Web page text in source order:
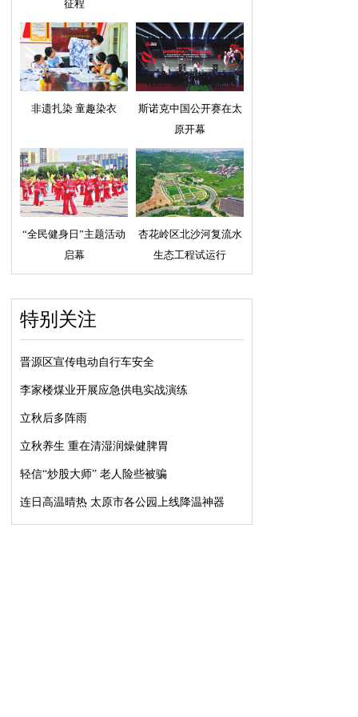
征程
非遗扎染 童趣染衣
斯诺克中国公开赛在太
原开幕
“全民健身日”主题活动
启幕
杏花岭区北沙河复流水
生态工程试运行
特别关注
晋源区宣传电动自行车安全
李家楼煤业开展应急供电实战演练
立秋后多阵雨
立秋养生 重在清湿润燥健脾胃
轻信“炒股大师” 老人险些被骗
连日高温晴热 太原市各公园上线降温神器